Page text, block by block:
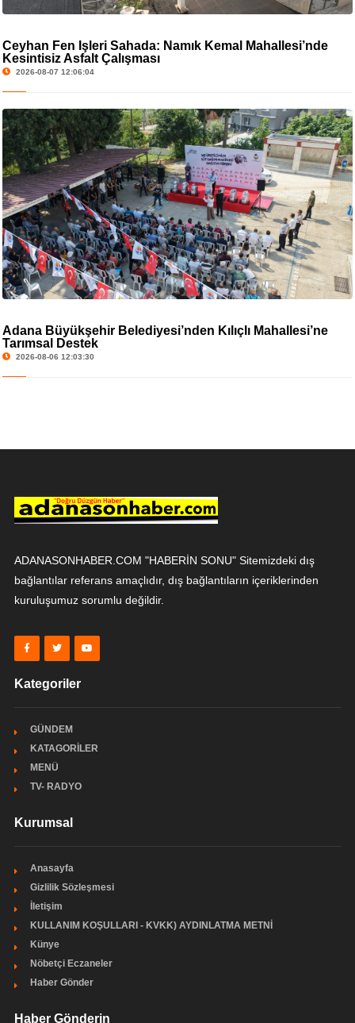
Ceyhan Fen İşleri Sahada: Namık Kemal Mahallesi’nde
Kesintisiz Asfalt Çalışması
2026-08-07 12:06:04
Adana Büyükşehir Belediyesi’nden Kılıçlı Mahallesi’ne
Tarımsal Destek
2026-08-06 12:03:30
ADANASONHABER.COM "HABERİN SONU" Sitemizdeki dış
bağlantılar referans amaçlıdır, dış bağlantıların içeriklerinden
kuruluşumuz sorumlu değildir.
Kategoriler
GÜNDEM
KATAGORİLER
MENÜ
TV- RADYO
Kurumsal
Anasayfa
Gizlilik Sözleşmesi
İletişim
KULLANIM KOŞULLARI - KVKK) AYDINLATMA METNİ
Künye
Nöbetçi Eczaneler
Haber Gönder
Haber Gönderin